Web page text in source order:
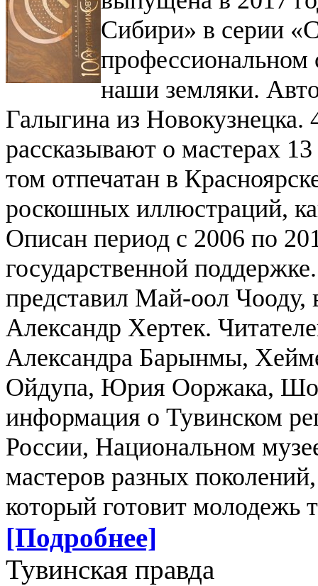
Сибири» в серии
профессиональном
наши земляки.
Галыгина из Новокузнецка.
рассказывают о мастерах
том отпечатан в
роскошных иллюстраций,
Описан период с 2006 по
государственной
представил Май-оол Чооду,
Александр Хертек.
Александра Барынмы,
Ойдупа, Юрия Ооржака,
информация о Тувинском
России, Национальном
мастеров разных
который готовит молодежь
[Подробнее]
Тувинская правда